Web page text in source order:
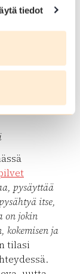
tiedot
pysäyttää
itse,
on jokin
kokemisen ja
tilasi